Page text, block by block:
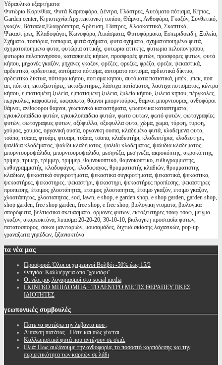
Υδραυλικά εξαρτήματα
Φυτώρια Κορινθίας, Φυτά Καρποφόρα, Δέντρα, Γλάστρες, Αυτόματο πότισμα, Κήπος,
Garden center, Κηποτεχνία Αρχιτεκτονική τοπίου, Θάμνοι, Ανθοφόρα, Γκαζόν, Συνθετικό,
γκαζόν, Βότσαλα,Ελαφρόπετρα, Αρδευση, Γάστρες, Χλοοκοπτικά, Σκαπτικά,
Ψεκαστήρες, Κλαδοφάγοι, Κωνοφόρα, Λιπάσματα, Φυτοφάρμακα, Εσπεριδοειδή, Ξυλεία,
Σχήματα, τοπιάρια, τοπιαρια, φυτά σχήματα, φυτα σχηματα, σχηματοποιημένα φυτά,
σχηματοποιημενα φυτα, φυτώρια αττικής, φυτωρια αττικης, φυτωρια πελοπονησσου,
φυτωρια πελοπονησσου, κατασκευές κήπων, προσφορές φυτών, προσφορες φυτων, φυτά
κήπου, μηχανές γκαζόν, μηχανες γκαζον, φρέζες, φρεζες, φρέζα, φρεζα, ψεκαστικά,
αρδευτικά, αρδευτικα, αυτόματο πότισμα, αυτοματο ποτισμα, αρδευτικά δίκτυα,
αρδευτικα δικτυα, πότισμα κήπου, ποτισμα κηπου, αυτόματα ποτιστικά, μπέκ, μπεκ, ποπ
απ, πόπ άπ, εκτοξευτήρες, εκτοξευτηρες, λάστιχα ποτίσματος, λαστιχα ποτισματος, κέντρα
κήπου, εμποτισμένη ξυλεία, εμποτισμενη ξυλεια, ξυλεία κήπου, ξυλεια κηπου, πέργκολες,
περγκολες, καφασωτά, καφασωτα, θάμνοι μπορντούρας, θαμνοι μπορντουρας, ανθοφόροι
θάμνοι, ανθοφοροι θαμνοι, γεωπονικά καταστήματα, γεωπονικα καταστηματα,
εγκυκλοπαίδεια φυτών, εγκυκλοπαιδεια φυτών, φωτο φυτων, φωτό φυτών, φωτογραφίες
φυτών, φωτογραφιες φυτων, οξύφυλλα, οξυφυλλα φυτα, χώμα, χωμα, τύρφη, τυρφη,
χούμος, χουμος, οργανική ουσία, οργανικη ουσια, κλαδεμένα φυτά, κλαδεμενα φυτα,
τσάπα, τσαπα, φτυάρι, φτυαρι, τσάπα, τσαπα, κλαδευτήρι, κλαδευτήρια, κλαδευτηρι,
ψαλίδια κλαδέματος, ψαλίδι κλαδέματος, ψαλιδι κλαδεματος, ψαλιδια κλαδεματος,
μπορντουροψάλιδα, μπορντουροψαλιδο, μεσηνέζα, μεσηνεζα, ακροκόπτης, ακροκόπτης,
τρίμερ, τριμερ, τρίμμερ, τριμμερ, θαμνοκοπτικό, θαμνοκοπτικο, ευθυγραμμιστης,
ευθυγραμμιστής, κλαδοφάγος, κλαδοφαγος, θρυμματιστής κλαδιών, θρυμματιστης
κλαδιων, ψεκαστικά συγκροτήματα, ψεκαστικα συγκροτηματα, ψεκαστικά, ψεκαστικα,
ψεκαστήρες, ψεκαστηρες, ψεκαστήρι, ψεκαστηρι, ψεκαστήρες προπίεσης, ψεκαστηρες
προπιεσης, έτοιμος χλοοτάπητας, ετοιμος χλοοταπητας, έτοιμο γκαζόν, ετοιμο γκαζον,
χλοοτάπητας, χλοοταπητας, sod, lawn, e shop, e garden shop, e shop garden, garden shop,
shop garden, free shop garden, free shop, e free shop, βιολογικη ντοματα, βιολογικα
σπορόφυτα, βελτιωτικα σκευασματα, ορμονες φυτων, εκτοξευτηρες τσαφ-τσαφ, μειγμα
γκαζον, ακαρεοκτόνα, λιπασμα 20-20-20, 30-10-10, βιολογικη προστασία φυτων,
πατατοσπορος, σακοι μανιταριών, μουσαμάδες, διχτυά σκίασης λαχανικών, pop-up
γραναζωτα γηπέδων, ζιζανιοκτόνα
τα νέα μας
Προσφορά: Όλοι οι χειμερινοί Βολβόι -50% έως 15/2
Φειγιόα: Καλλιέργεια απο ''χρυσάφι''
Oι νέοι μας λογαριασμοί στα social media
ΓΚΙΝΓΚΟ ΜΠΙΛΟΜΠΑ - ΤΟ ΔΕΝΤΡΟ ΜΕ ΤΙΣ ΘΕΡΑΠΕΥΤΙΚΕΣ
ΙΔΙΟΤΗΤΕΣ
γεωπονικές συμβουλές
Πότε να φυτέψω την λεβάντα μου ;
Λίπανση πατάτας - Πότε και πώς γίνεται.
Καλλωπιστικά φυτά που αντέχουν σε σκιά.
Ελιά: Πως αυξάνουμε την ανθοφορία, το ποσοστό καρπόδεσης και την
περιεκτικότητα των καρπών σε λάδι